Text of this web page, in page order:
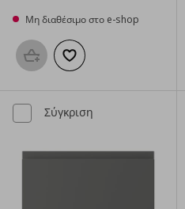
Μη διαθέσιμο στο e-shop
Προσθήκη στο καλάθι
Προσθήκη στα
Σύγκριση